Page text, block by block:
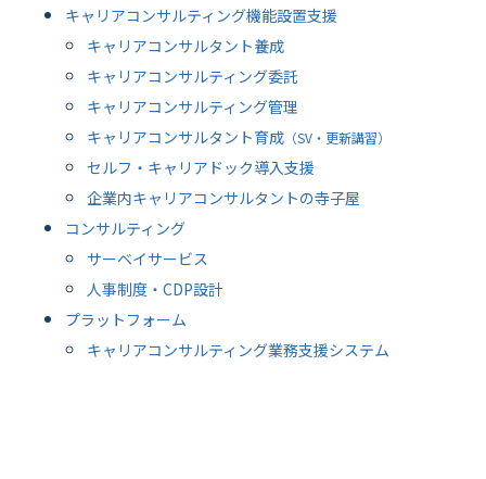
キャリアコンサルティング機能設置支援
キャリアコンサルタント養成
キャリアコンサルティング委託
キャリアコンサルティング管理
キャリアコンサルタント育成 （SV・更新講習）
セルフ・キャリアドック導入支援
企業内キャリアコンサルタントの寺子屋
コンサルティング
サーベイサービス
人事制度・CDP設計
プラットフォーム
キャリアコンサルティング業務支援システム